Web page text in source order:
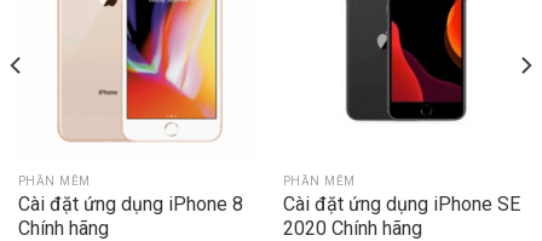
PHẦN MỀM
Cài đặt ứng dụng iPhone 8
Chính hãng
PHẦN MỀM
Cài đặt ứng dụng iPhone SE
2020 Chính hãng